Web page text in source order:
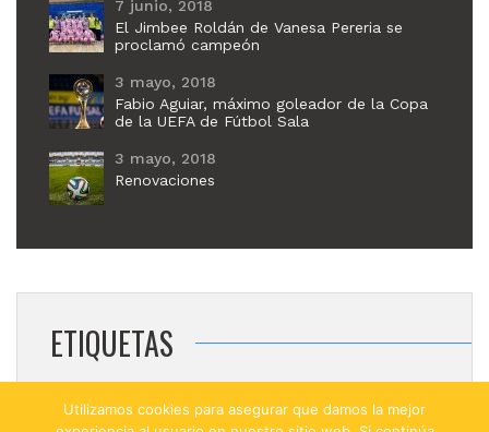
7 junio, 2018
El Jimbee Roldán de Vanesa Pereria se
proclamó campeón
3 mayo, 2018
Fabio Aguiar, máximo goleador de la Copa
de la UEFA de Fútbol Sala
3 mayo, 2018
Renovaciones
ETIQUETAS
Utilizamos cookies para asegurar que damos la mejor